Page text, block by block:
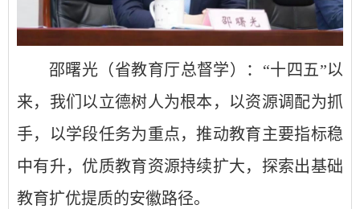
邵曙光（省教育厅总督学）：“十四五”以
来，我们以立德树人为根本，以资源调配为抓
手，以学段任务为重点，推动教育主要指标稳
中有升，优质教育资源持续扩大，探索出基础
教育扩优提质的安徽路径。